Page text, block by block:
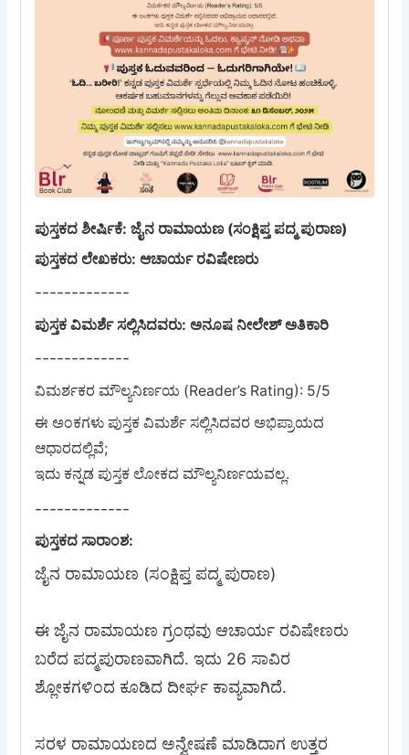
ಪುಸ್ತಕದ ಶೀರ್ಷಿಕೆ: ಜೈನ ರಾಮಾಯಣ (ಸಂಕ್ಷಿಪ್ತ ಪದ್ಮ ಪುರಾಣ)
ಪುಸ್ತಕದ ಲೇಖಕರು: ಆಚಾರ್ಯ ರವಿಷೇಣರು
-------------
ಪುಸ್ತಕ ವಿಮರ್ಶೆ ಸಲ್ಲಿಸಿದವರು: ಅನೂಷ ನೀಲೇಶ್ ಅತಿಕಾರಿ
-------------
ವಿಮರ್ಶಕರ ಮೌಲ್ಯನಿರ್ಣಯ (Reader’s Rating): 5/5
ಈ ಅಂಕಗಳು ಪುಸ್ತಕ ವಿಮರ್ಶೆ ಸಲ್ಲಿಸಿದವರ ಅಭಿಪ್ರಾಯದ
ಆಧಾರದಲ್ಲಿವೆ;
-------------
ಪುಸ್ತಕದ ಸಾರಾಂಶ:
ಜೈನ ರಾಮಾಯಣ (ಸಂಕ್ಷಿಪ್ತ ಪದ್ಮ ಪುರಾಣ)
ಈ ಜೈನ ರಾಮಾಯಣ ಗ್ರಂಥವು ಆಚಾರ್ಯ ರವಿಷೇಣರು
ಬರೆದ ಪದ್ಮಪುರಾಣವಾಗಿದೆ. ಇದು 26 ಸಾವಿರ
ಶ್ಲೋಕಗಳಿಂದ ಕೂಡಿದ ದೀರ್ಘ ಕಾವ್ಯವಾಗಿದೆ.
ಸರಳ ರಾಮಾಯಣದ ಅನ್ವೇಷಣೆ ಮಾಡಿದಾಗ ಉತ್ತರ